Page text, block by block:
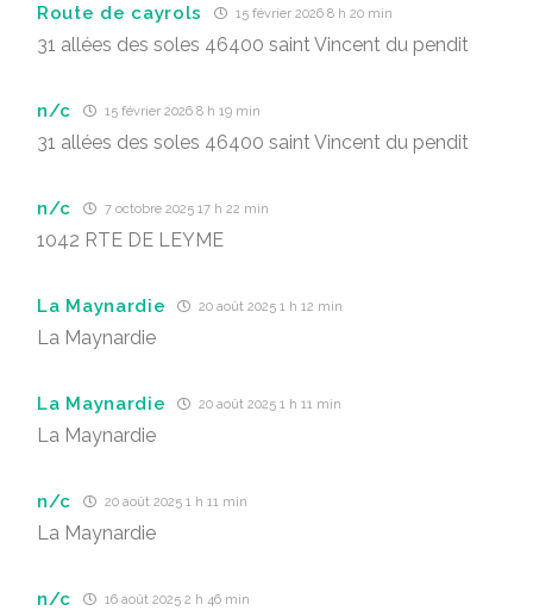
Route de cayrols 15 février 2026 8 h 20 min
31 allées des soles 46400 saint Vincent du pendit
n/c 15 février 2026 8 h 19 min
31 allées des soles 46400 saint Vincent du pendit
n/c 7 octobre 2025 17 h 22 min
1042 RTE DE LEYME
La Maynardie 20 août 2025 1 h 12 min
La Maynardie
La Maynardie 20 août 2025 1 h 11 min
La Maynardie
n/c 20 août 2025 1 h 11 min
La Maynardie
n/c 16 août 2025 2 h 46 min